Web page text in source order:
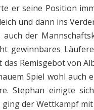
er seine Position
und dann ins
der
gewinnbares
das Remisgebot von
Spiel wohl auch
Stephan einigte
ging der Wettkampf